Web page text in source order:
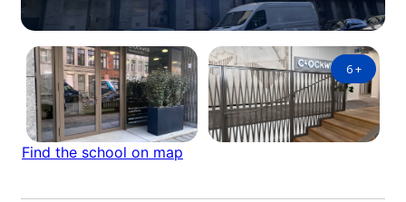
6+
Find the school on map